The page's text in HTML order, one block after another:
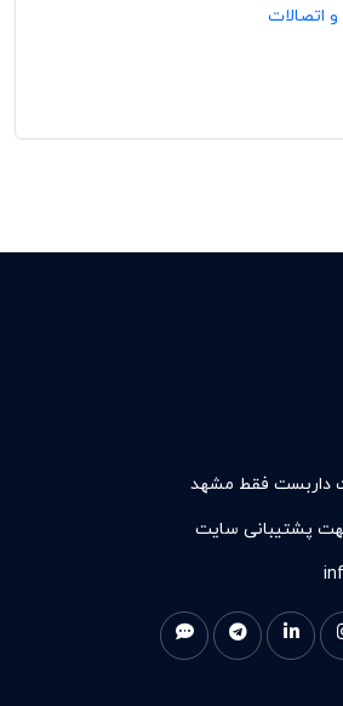
اتصالات